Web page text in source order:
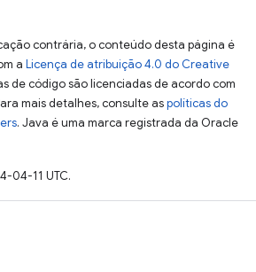
contrária, o conteúdo desta página é
a Licença de atribuição 4.0 do Creative
de código são licenciadas de acordo com
mais detalhes, consulte aspolíticas do
. Java é uma marca registrada da Oracle
04-11 UTC.